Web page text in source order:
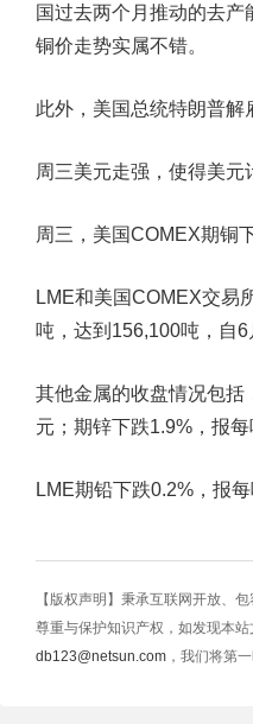
国过去两个月推动的去
铜价走势实属不错。
此外，美国总统特朗普解
周三美元走强，使得美
周三，美国COMEX期铜
LME和美国COMEX交易
吨，达到156,100吨，自
其他金属的收盘情况包括
元；期锌下跌1.9%，报
LME期铅下跌0.2%，报
【版权声明】秉承互联网开放、
尊重与保护知识产权，如发现本
db123@netsun.com ，我们将第